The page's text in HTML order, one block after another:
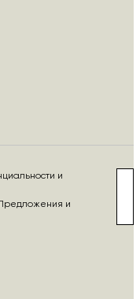
и
Предложения и